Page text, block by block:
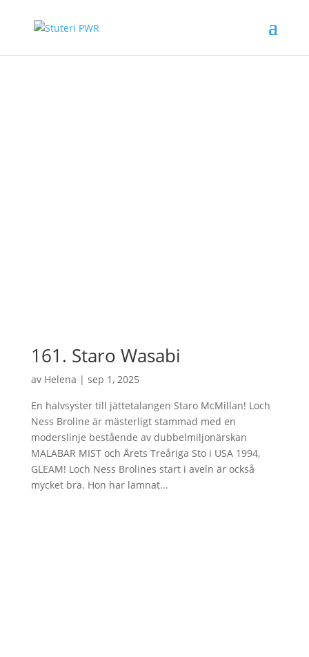
161. Staro Wasabi
av Helena | sep 1, 2025
En halvsyster till jättetalangen Staro McMillan! Loch
Ness Broline är mästerligt stammad med en
moderslinje bestående av dubbelmiljonärskan
MALABAR MIST och Årets Treåriga Sto i USA 1994,
GLEAM! Loch Ness Brolines start i aveln är också
mycket bra. Hon har lämnat...